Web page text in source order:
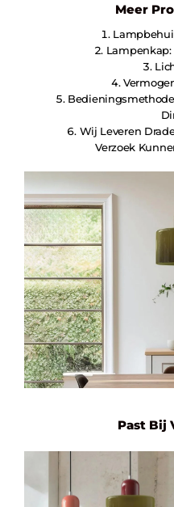
Meer
Wij Leveren
Verzoek
Past Bij